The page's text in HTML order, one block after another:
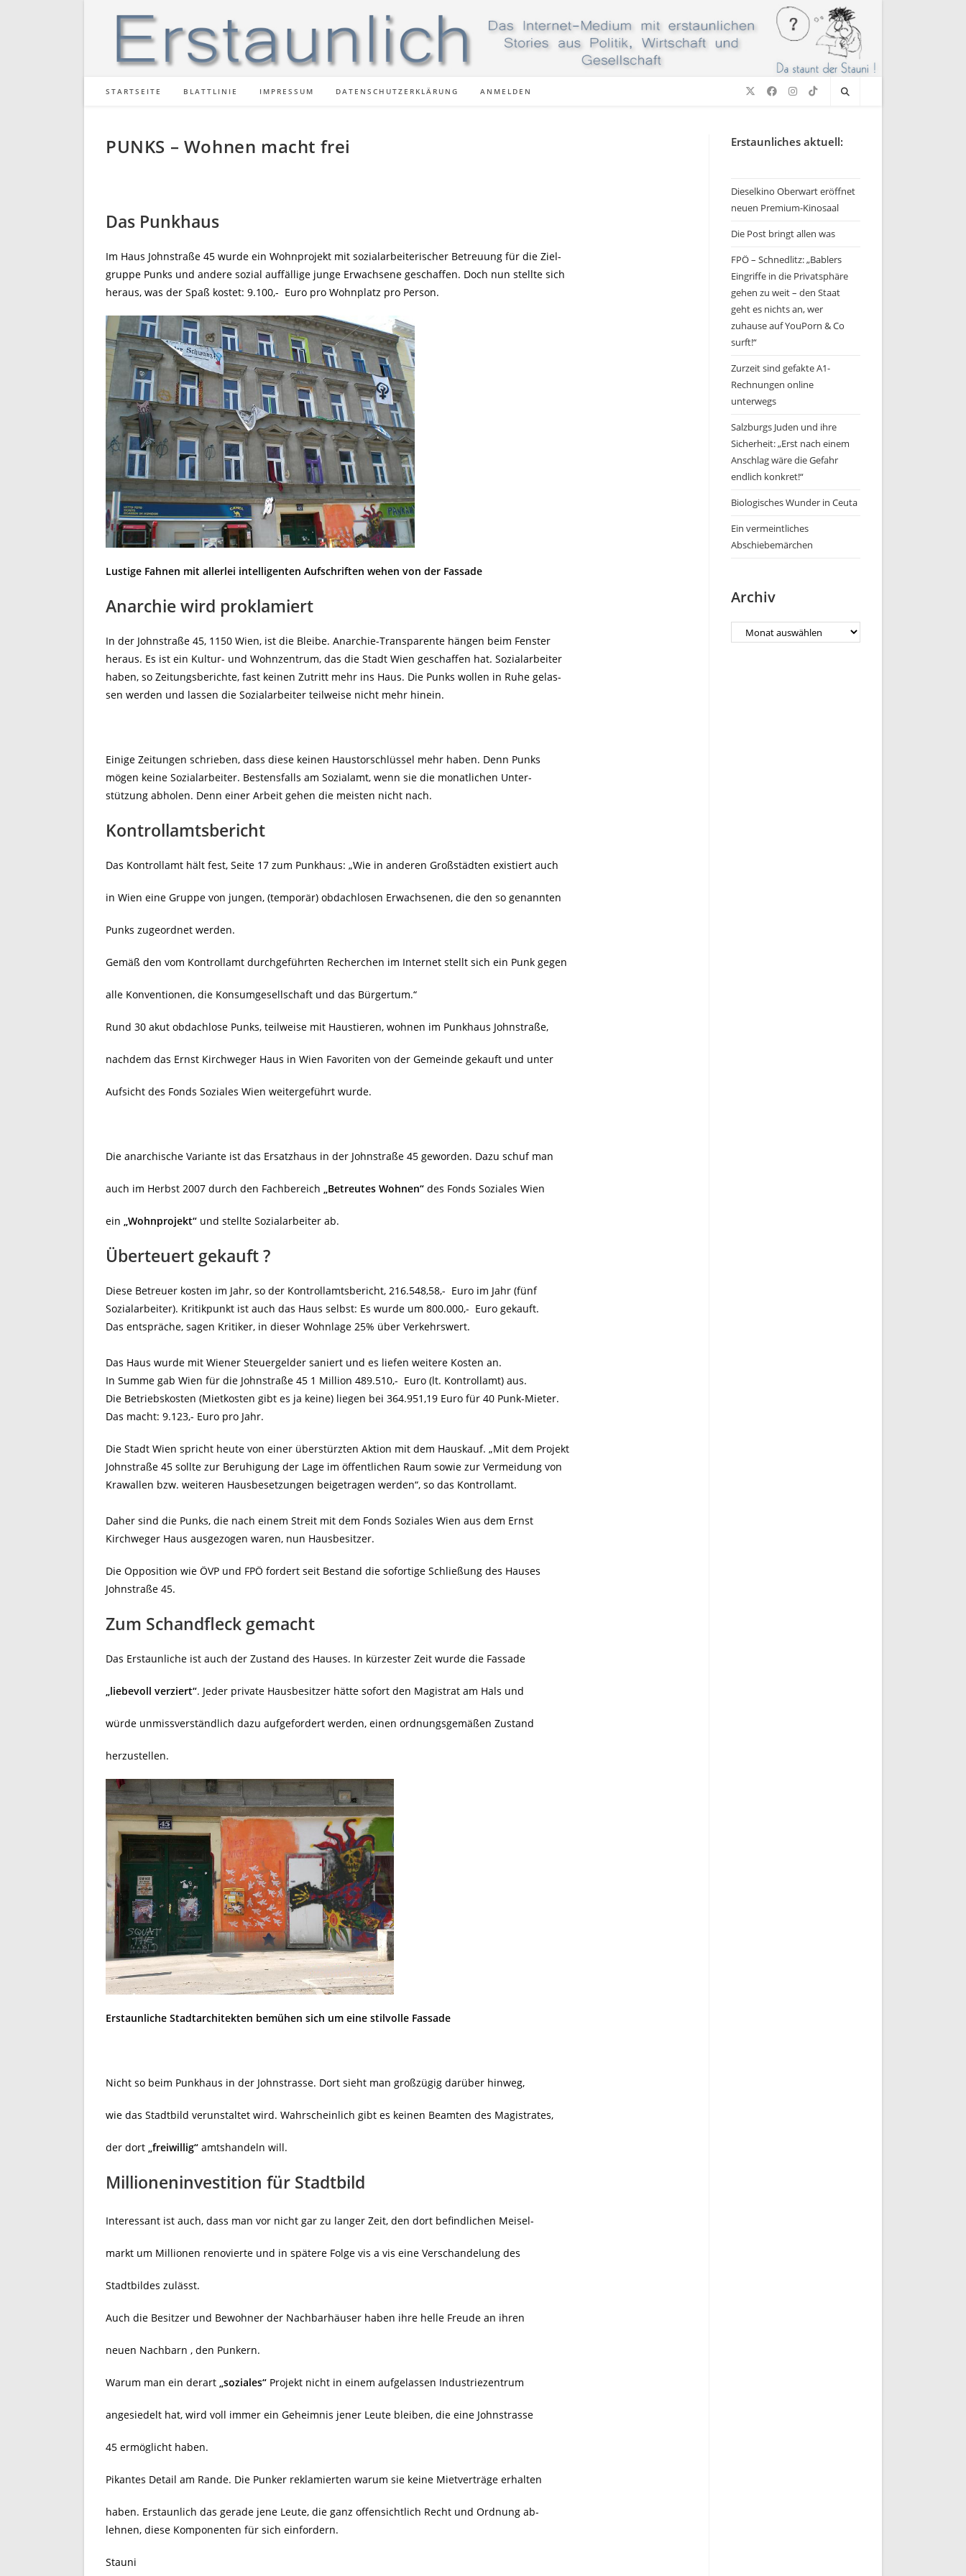
STARTSEITE BLATTLINIE IMPRESSUM DATENSCHUTZERKLÄRUNG ANMELDEN
PUNKS – Wohnen macht frei
Das Punkhaus
Im Haus Johnstraße 45 wurde ein Wohnprojekt mit sozialarbeiterischer Betreuung für die Ziel-
gruppe Punks und andere sozial auffällige junge Erwachsene geschaffen. Doch nun stellte sich
heraus, was der Spaß kostet: 9.100,- Euro pro Wohnplatz pro Person.
Lustige Fahnen mit allerlei intelligenten Aufschriften wehen von der Fassade
Anarchie wird proklamiert
In der Johnstraße 45, 1150 Wien, ist die Bleibe. Anarchie-Transparente hängen beim Fenster
heraus. Es ist ein Kultur- und Wohnzentrum, das die Stadt Wien geschaffen hat. Sozialarbeiter
haben, so Zeitungsberichte, fast keinen Zutritt mehr ins Haus. Die Punks wollen in Ruhe gelas-
sen werden und lassen die Sozialarbeiter teilweise nicht mehr hinein.
Einige Zeitungen schrieben, dass diese keinen Haustorschlüssel mehr haben. Denn Punks
mögen keine Sozialarbeiter. Bestensfalls am Sozialamt, wenn sie die monatlichen Unter-
stützung abholen. Denn einer Arbeit gehen die meisten nicht nach.
Kontrollamtsbericht
Das Kontrollamt hält fest, Seite 17 zum Punkhaus: „Wie in anderen Großstädten existiert auch
in Wien eine Gruppe von jungen, (temporär) obdachlosen Erwachsenen, die den so genannten
Punks zugeordnet werden.
Gemäß den vom Kontrollamt durchgeführten Recherchen im Internet stellt sich ein Punk gegen
alle Konventionen, die Konsumgesellschaft und das Bürgertum.“
Rund 30 akut obdachlose Punks, teilweise mit Haustieren, wohnen im Punkhaus Johnstraße,
nachdem das Ernst Kirchweger Haus in Wien Favoriten von der Gemeinde gekauft und unter
Aufsicht des Fonds Soziales Wien weitergeführt wurde.
Die anarchische Variante ist das Ersatzhaus in der Johnstraße 45 geworden. Dazu schuf man
auch im Herbst 2007 durch den Fachbereich „Betreutes Wohnen“ des Fonds Soziales Wien
ein „Wohnprojekt“ und stellte Sozialarbeiter ab.
Überteuert gekauft ?
Diese Betreuer kosten im Jahr, so der Kontrollamtsbericht, 216.548,58,- Euro im Jahr (fünf
Sozialarbeiter). Kritikpunkt ist auch das Haus selbst: Es wurde um 800.000,- Euro gekauft.
Das entspräche, sagen Kritiker, in dieser Wohnlage 25% über Verkehrswert.
Das Haus wurde mit Wiener Steuergelder saniert und es liefen weitere Kosten an.
In Summe gab Wien für die Johnstraße 45 1 Million 489.510,- Euro (lt. Kontrollamt) aus.
Die Betriebskosten (Mietkosten gibt es ja keine) liegen bei 364.951,19 Euro für 40 Punk-Mieter.
Das macht: 9.123,- Euro pro Jahr.
Die Stadt Wien spricht heute von einer überstürzten Aktion mit dem Hauskauf. „Mit dem Projekt
Johnstraße 45 sollte zur Beruhigung der Lage im öffentlichen Raum sowie zur Vermeidung von
Krawallen bzw. weiteren Hausbesetzungen beigetragen werden“, so das Kontrollamt.
Daher sind die Punks, die nach einem Streit mit dem Fonds Soziales Wien aus dem Ernst
Kirchweger Haus ausgezogen waren, nun Hausbesitzer.
Die Opposition wie ÖVP und FPÖ fordert seit Bestand die sofortige Schließung des Hauses
Johnstraße 45.
Zum Schandfleck gemacht
Das Erstaunliche ist auch der Zustand des Hauses. In kürzester Zeit wurde die Fassade
„liebevoll verziert“. Jeder private Hausbesitzer hätte sofort den Magistrat am Hals und
würde unmissverständlich dazu aufgefordert werden, einen ordnungsgemäßen Zustand
herzustellen.
Erstaunliche Stadtarchitekten bemühen sich um eine stilvolle Fassade
Nicht so beim Punkhaus in der Johnstrasse. Dort sieht man großzügig darüber hinweg,
wie das Stadtbild verunstaltet wird. Wahrscheinlich gibt es keinen Beamten des Magistrates,
der dort „freiwillig“ amtshandeln will.
Millioneninvestition für Stadtbild
Interessant ist auch, dass man vor nicht gar zu langer Zeit, den dort befindlichen Meisel-
markt um Millionen renovierte und in spätere Folge vis a vis eine Verschandelung des
Stadtbildes zulässt.
Auch die Besitzer und Bewohner der Nachbarhäuser haben ihre helle Freude an ihren
neuen Nachbarn , den Punkern.
Warum man ein derart „soziales“ Projekt nicht in einem aufgelassen Industriezentrum
angesiedelt hat, wird voll immer ein Geheimnis jener Leute bleiben, die eine Johnstrasse
45 ermöglicht haben.
Pikantes Detail am Rande. Die Punker reklamierten warum sie keine Mietverträge erhalten
haben. Erstaunlich das gerade jene Leute, die ganz offensichtlich Recht und Ordnung ab-
lehnen, diese Komponenten für sich einfordern.
Stauni
Erstaunliches aktuell:
Dieselkino Oberwart eröffnet
neuen Premium-Kinosaal
Die Post bringt allen was
FPÖ – Schnedlitz: „Bablers
Eingriffe in die Privatsphäre
gehen zu weit – den Staat
geht es nichts an, wer
zuhause auf YouPorn & Co
surft!“
Zurzeit sind gefakte A1-
Rechnungen online
unterwegs
Salzburgs Juden und ihre
Sicherheit: „Erst nach einem
Anschlag wäre die Gefahr
endlich konkret!“
Biologisches Wunder in Ceuta
Ein vermeintliches
Abschiebemärchen
Archiv
Archiv